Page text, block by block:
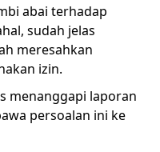
abai terhadap
sudah jelas
meresahkan
izin.
menanggapi laporan
persoalan ini ke